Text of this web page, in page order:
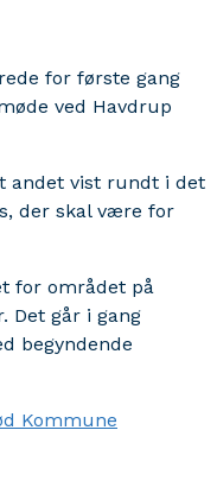
for første gang
ved Havdrup
andet vist rundt i det
der skal være for
for området på
Det går i gang
begyndende
Kommune